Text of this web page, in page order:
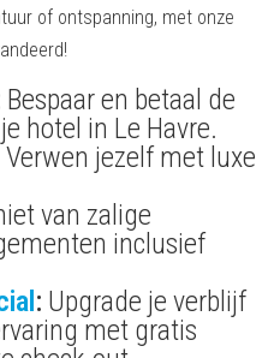
of ontspanning, met onze
Bespaar en betaal de
hotel in Le Havre.
Verwen jezelf met luxe
van zalige
inclusief
: Upgrade je verblijf
met gratis